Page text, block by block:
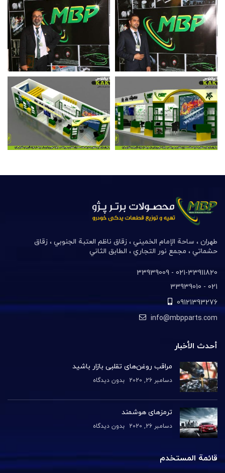
طهران ، ساحة الإمام الخميني ، زقاق ناظم العتبة الجنوبي ، زقاق
حشماتي ، مجمع نور التجاري ، الطابق الثاني
021-33911820- 33939009
021- 33939010
09121393276
info@mbpparts.com
أحدث الأخبار
مراقب روغن‌های تقلبی بازار باشید
دسامبر 26, 2020 بدون دیدگاه
ترمزهای هوشمند
دسامبر 26, 2020 بدون دیدگاه
قائمة المستخدم